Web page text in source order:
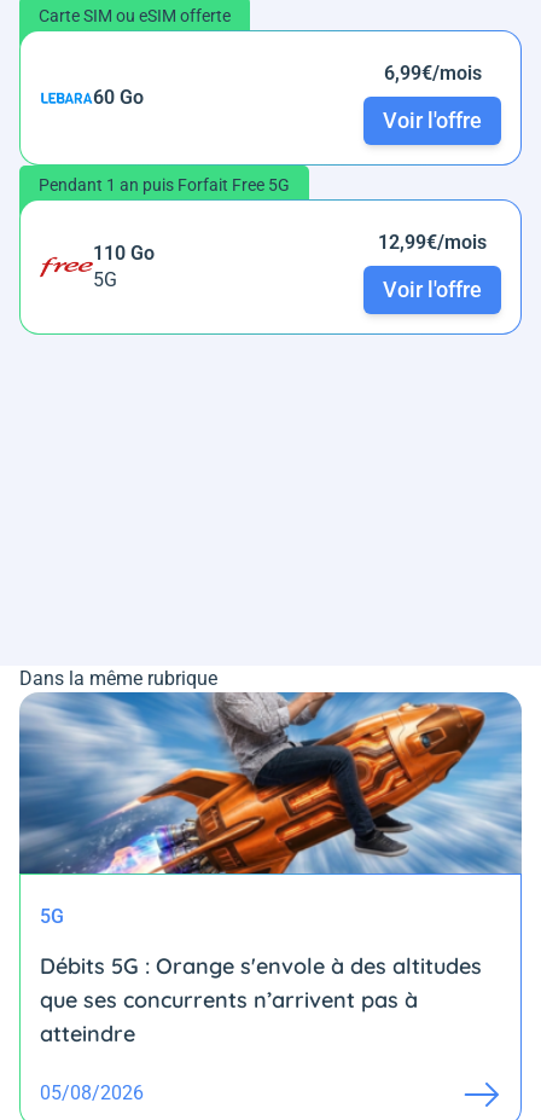
Carte SIM ou eSIM offerte
60 Go
6,99€/mois
Voir l'offre
Pendant 1 an puis Forfait Free 5G
110 Go
5G
12,99€/mois
Voir l'offre
Dans la même rubrique
5G
Débits 5G : Orange s'envole à des altitudes
que ses concurrents n’arrivent pas à
atteindre
05/08/2026